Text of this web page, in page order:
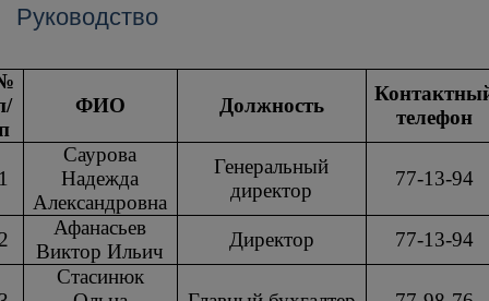
Руководство
ФИО Должность
телефон
Саурова
Надежда
Александровна
Генеральный
директор
77-13-94
Афанасьев
Виктор Ильич
Директор 77-13-94
Стасинюк